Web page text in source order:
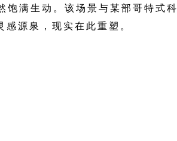
饱满生动。该场景与某部哥特式科
源泉，现实在此重塑。